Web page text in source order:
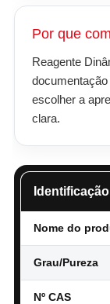
Por que
Reagente
escolher a
clara.
Nome do
Grau/Pureza
Nº CAS